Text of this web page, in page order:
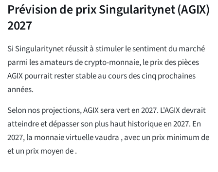
Prévision de prix Singularitynet (AGIX)
2027
Si Singularitynet réussit à stimuler le sentiment du marché
parmi les amateurs de crypto-monnaie, le prix des pièces
AGIX pourrait rester stable au cours des cinq prochaines
années.
Selon nos projections, AGIX sera vert en 2027. L'AGIX devrait
atteindre et dépasser son plus haut historique en 2027. En
2027, la monnaie virtuelle vaudra , avec un prix minimum de
et un prix moyen de.